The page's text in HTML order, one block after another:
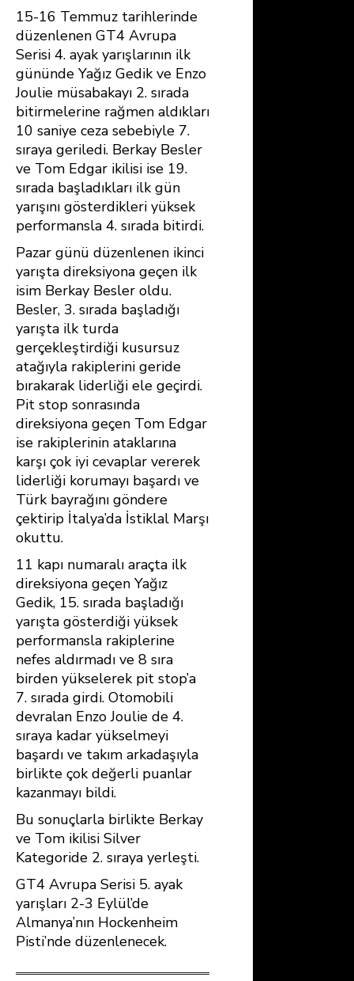
15-16 Temmuz tarihlerinde
düzenlenen GT4 Avrupa
Serisi 4. ayak yarışlarının ilk
gününde Yağız Gedik ve Enzo
Joulie müsabakayı 2. sırada
bitirmelerine rağmen aldıkları
10 saniye ceza sebebiyle 7.
sıraya geriledi. Berkay Besler
ve Tom Edgar ikilisi ise 19.
sırada başladıkları ilk gün
yarışını gösterdikleri yüksek
performansla 4. sırada bitirdi.
Pazar günü düzenlenen ikinci
yarışta direksiyona geçen ilk
isim Berkay Besler oldu.
Besler, 3. sırada başladığı
yarışta ilk turda
gerçekleştirdiği kusursuz
atağıyla rakiplerini geride
bırakarak liderliği ele geçirdi.
Pit stop sonrasında
direksiyona geçen Tom Edgar
ise rakiplerinin ataklarına
karşı çok iyi cevaplar vererek
liderliği korumayı başardı ve
Türk bayrağını göndere
çektirip İtalya’da İstiklal Marşı
okuttu.
11 kapı numaralı araçta ilk
direksiyona geçen Yağız
Gedik, 15. sırada başladığı
yarışta gösterdiği yüksek
performansla rakiplerine
nefes aldırmadı ve 8 sıra
birden yükselerek pit stop’a
7. sırada girdi. Otomobili
devralan Enzo Joulie de 4.
sıraya kadar yükselmeyi
başardı ve takım arkadaşıyla
birlikte çok değerli puanlar
kazanmayı bildi.
Bu sonuçlarla birlikte Berkay
ve Tom ikilisi Silver
Kategoride 2. sıraya yerleşti.
GT4 Avrupa Serisi 5. ayak
yarışları 2-3 Eylül’de
Almanya’nın Hockenheim
Pisti’nde düzenlenecek.